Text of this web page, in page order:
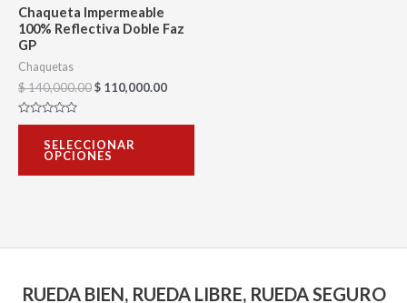
Chaqueta Impermeable
100% Reflectiva Doble Faz
GP
Chaquetas
$140,000.00$ 110,000.00
Valorado
SELECCIONAR
OPCIONES
página
producto
RUEDA BIEN, RUEDA LIBRE, RUEDA SEGURO